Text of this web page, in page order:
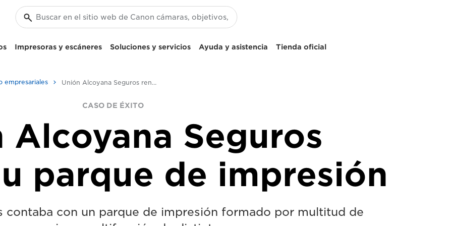
Impresoras y escáneres Soluciones y servicios Ayuda y asistencia Tienda oficial
empresariales Unión Alcoyana Seguros renueva su parque de impresión
CASO DE ÉXITO
Alcoyana Seguros
parque de impresión
contaba con un parque de impresión formado por multitud de